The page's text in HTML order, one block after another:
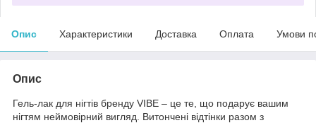
Опис Характеристики Доставка Оплата Умови
Опис
Гель-лак для нігтів бренду VIBE – це те, що подарує вашим
нігтям неймовірний вигляд. Витончені відтінки разом з